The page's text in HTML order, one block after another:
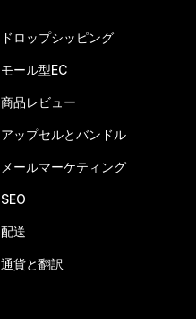
ドロップシッピング
モール型EC
商品レビュー
アップセルとバンドル
メールマーケティング
SEO
配送
通貨と翻訳